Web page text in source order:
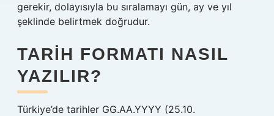
gerekir, dolayısıyla bu sıralamayı gün, ay ve yıl
şeklinde belirtmek doğrudur.
TARIH FORMATI NASIL
YAZILIR?
Türkiye’de tarihler GG.AA.YYYY (25.10.